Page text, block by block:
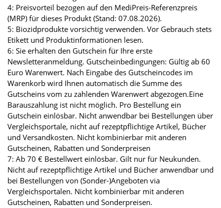
4: Preisvorteil bezogen auf den MediPreis-Referenzpreis
(MRP) für dieses Produkt (Stand: 07.08.2026).
5: Biozidprodukte vorsichtig verwenden. Vor Gebrauch stets
Etikett und Produktinformationen lesen.
6: Sie erhalten den Gutschein für Ihre erste
Newsletteranmeldung. Gutscheinbedingungen: Gültig ab 60
Euro Warenwert. Nach Eingabe des Gutscheincodes im
Warenkorb wird Ihnen automatisch die Summe des
Gutscheins vom zu zahlenden Warenwert abgezogen.Eine
Barauszahlung ist nicht möglich. Pro Bestellung ein
Gutschein einlösbar. Nicht anwendbar bei Bestellungen über
Vergleichsportale, nicht auf rezeptpflichtige Artikel, Bücher
und Versandkosten. Nicht kombinierbar mit anderen
Gutscheinen, Rabatten und Sonderpreisen
7: Ab 70 € Bestellwert einlösbar. Gilt nur für Neukunden.
Nicht auf rezeptpflichtige Artikel und Bücher anwendbar und
bei Bestellungen von (Sonder-)Angeboten via
Vergleichsportalen. Nicht kombinierbar mit anderen
Gutscheinen, Rabatten und Sonderpreisen.